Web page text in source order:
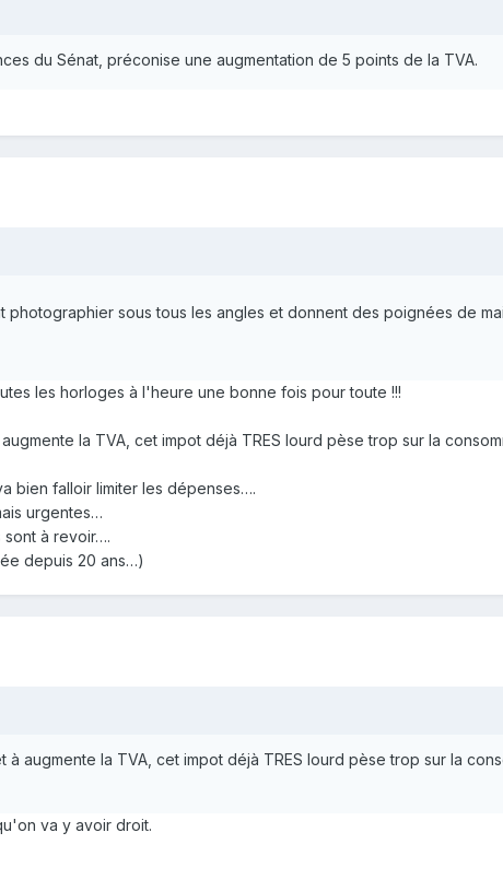
du Sénat, préconise une augmentation de 5 points de la TVA.
photographier sous tous les angles et donnent des poignées de
les horloges à l'heure une bonne fois pour toute !!!
la TVA, cet impot déjà TRES lourd pèse trop sur la
bien falloir limiter les dépenses….
urgentes…
sont à revoir….
depuis 20 ans…)
augmente la TVA, cet impot déjà TRES lourd pèse trop sur la
va y avoir droit.